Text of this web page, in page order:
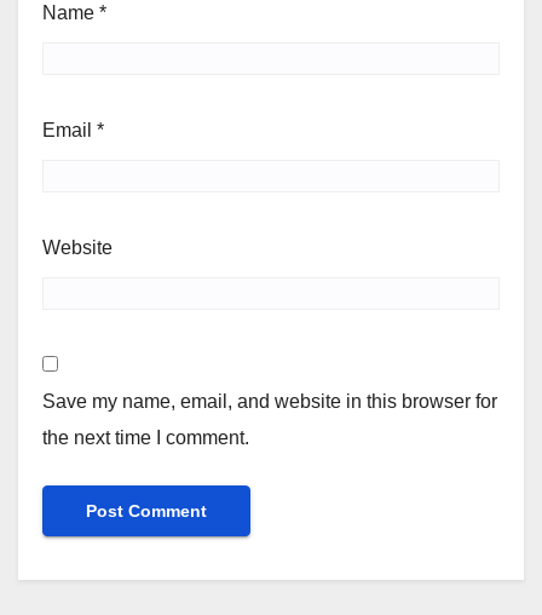
Name *
Email *
Website
Save my name, email, and website in this browser for
the next time I comment.